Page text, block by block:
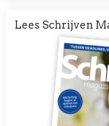
Lees Schrijven
Afbeelding